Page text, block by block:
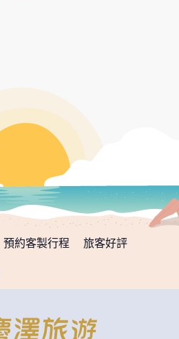
預約客製行程 旅客好評